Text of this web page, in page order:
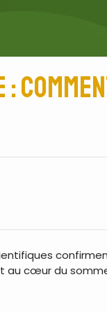
cœur du